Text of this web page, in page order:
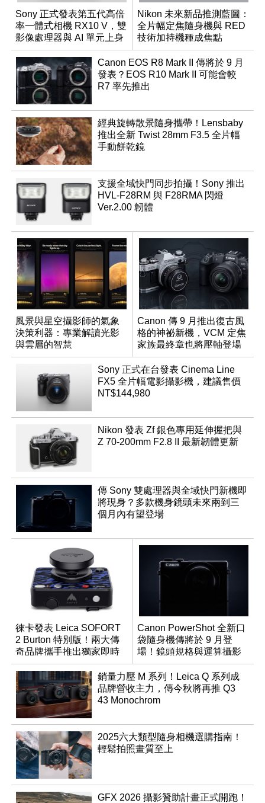
Sony 正式發表第五代高倍
率一體式相機 RX10 V，雙
影像處理器與 AI 單元上身
Nikon 未來新品推測藍圖：
全片幅定焦隨身機與 RED
技術加持機種成焦點
Canon EOS R8 Mark II 傳將於 9 月
發表？EOS R10 Mark II 可能會較
R7 率先推出
經典旋轉散景隨身攜帶！Lensbaby
推出全新 Twist 28mm F3.5 全片幅
手動餅乾鏡
支援全域快門同步拍攝！Sony 推出
HVL-F28RM 與 F28RMA 閃燈
Ver.2.00 韌體
風景與星空攝影師的氣象
決策利器：專業解讀光影
與雲層的智慧
App「Atmos」登場
Canon 傳 9 月推出復古風
格的神祕新機，VCM 定焦
家族最終章也將壓軸登場
Sony 正式在台發表 Cinema Line
FX5 全片幅電影攝影機，建議售價
NT$144,980
Nikon 發表 Zf 銀色專用延伸握把與
Z 70-200mm F2.8 II 最新韌體更新
傳 Sony 雙處理器與全域快門新機即
將現身？多款機身鏡頭未來兩到三
個月內有望登場
徠卡發表 Leica SOFORT
2 Burton 特別版！兩大傳
奇品牌攜手推出獨家即時
成像相機
Canon PowerShot 全新口
袋隨身機傳將於 9 月登
場！鏡頭規格與運算攝影
升級成為焦點
銷量力壓 M 系列！Leica Q 系列成
品牌營收主力，傳今秋將再推 Q3
43 Monochrom
2025六大類型隨身相機選購指南！
輕鬆拍照畫質至上
GFX 2026 攝影贊助計畫正式開跑！